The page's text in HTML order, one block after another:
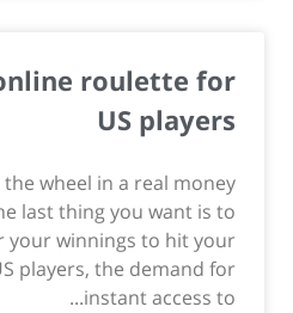
roulette for
US players
wheel in a real money
last thing you want is to
your winnings to hit your
players, the demand for
instant access to...